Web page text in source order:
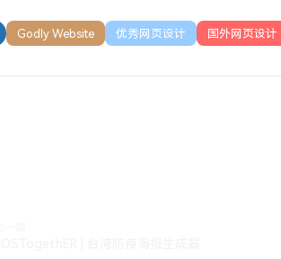
Godly Website 优秀网页设计 国外网页设计